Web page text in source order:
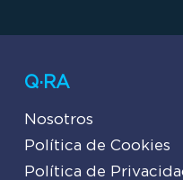
Q·RA
Nosotros
Política de Cookies
Política de